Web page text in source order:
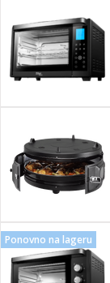
Ponovno na lageru